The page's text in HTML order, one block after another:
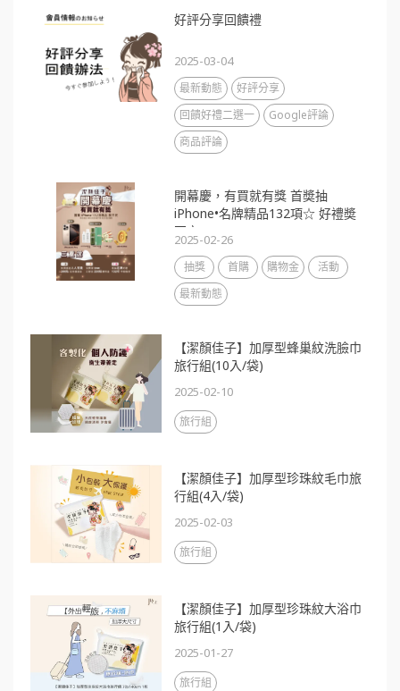
好評分享回饋禮
2025-03-04
最新動態
好評分享
回饋好禮二選一
Google評論
商品評論
開幕慶，有買就有獎 首奬抽
iPhone•名牌精品132項☆ 好禮奬
不完
2025-02-26
抽獎 首購 購物金
活動
最新動態
【潔顏佳子】加厚型蜂巢紋洗臉巾
旅行組(10入/袋)
2025-02-10
旅行組
【潔顏佳子】加厚型珍珠紋毛巾旅
行組(4入/袋)
2025-02-03
旅行組
【潔顏佳子】加厚型珍珠紋大浴巾
旅行組(1入/袋)
2025-01-27
旅行組